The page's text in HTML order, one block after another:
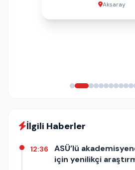
Aksaray
İlgili Haberler
12:36
ASÜ’lü akademisyenden
için yenilikçi